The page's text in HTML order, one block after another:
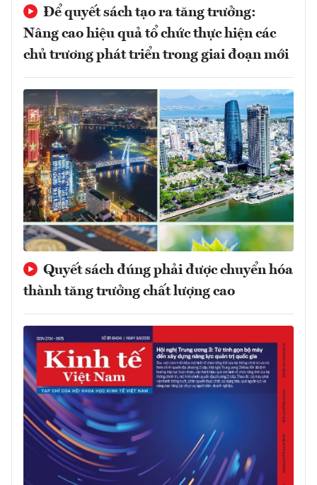
Để quyết sách tạo ra tăng trưởng:
Nâng cao hiệu quả tổ chức thực hiện các
chủ trương phát triển trong giai đoạn mới
Quyết sách đúng phải được chuyển hóa
thành tăng trưởng chất lượng cao